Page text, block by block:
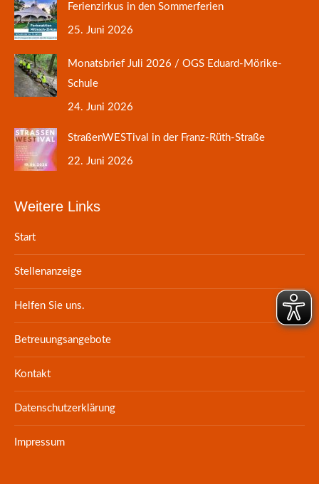
Ferienzirkus in den Sommerferien
25. Juni 2026
Monatsbrief Juli 2026 / OGS Eduard-Mörike-
Schule
24. Juni 2026
StraßenWESTival in der Franz-Rüth-Straße
22. Juni 2026
Weitere Links
Start
Stellenanzeige
Helfen Sie uns.
Betreuungsangebote
Kontakt
Datenschutzerklärung
Impressum